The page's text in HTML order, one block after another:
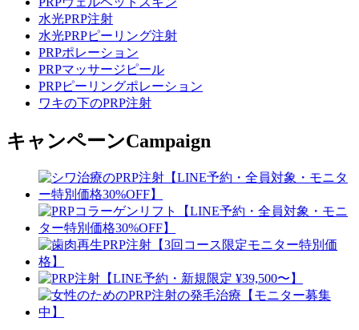
水光PRP注射
水光PRPピーリング注射
PRPポレーション
PRPマッサージピール
PRPピーリングポレーション
ワキの下のPRP注射
キャンペーンCampaign